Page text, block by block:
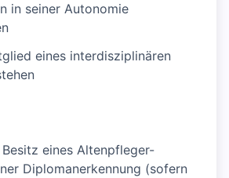
in seiner Autonomie
eines interdisziplinären
eines Altenpfleger-
Diplomanerkennung (sofern